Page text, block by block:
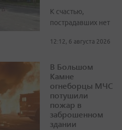
К счастью,
пострадавших нет
12:12, 6 августа 2026
В Большом
Камне
огнеборцы МЧС
потушили
пожар в
заброшенном
здании